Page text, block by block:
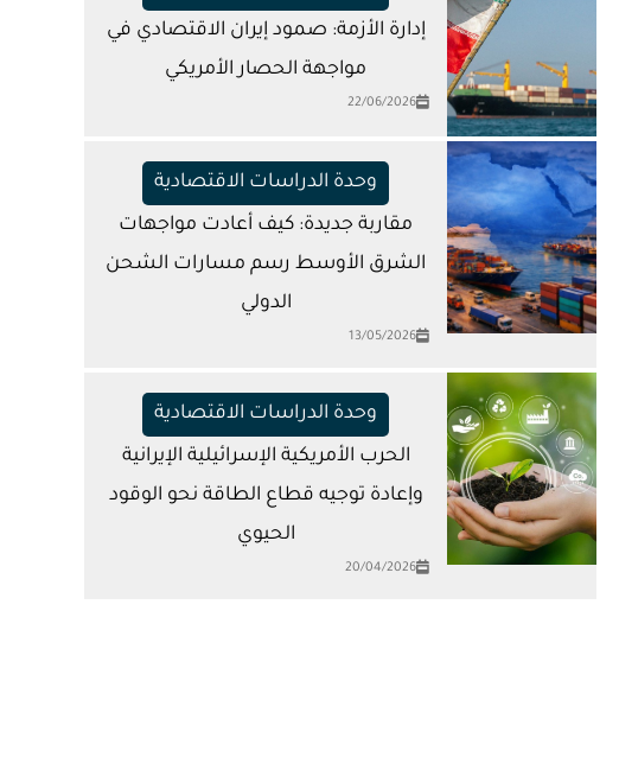
إدارة الأزمة: صمود إيران الاقتصادي في
مواجهة الحصار الأمريكي
22/06/2026
وحدة الدراسات الاقتصادية
مقاربة جديدة: كيف أعادت مواجهات
الشرق الأوسط رسم مسارات الشحن
الدولي
13/05/2026
وحدة الدراسات الاقتصادية
الحرب الأمريكية الإسرائيلية الإيرانية
وإعادة توجيه قطاع الطاقة نحو الوقود
الحيوي
20/04/2026